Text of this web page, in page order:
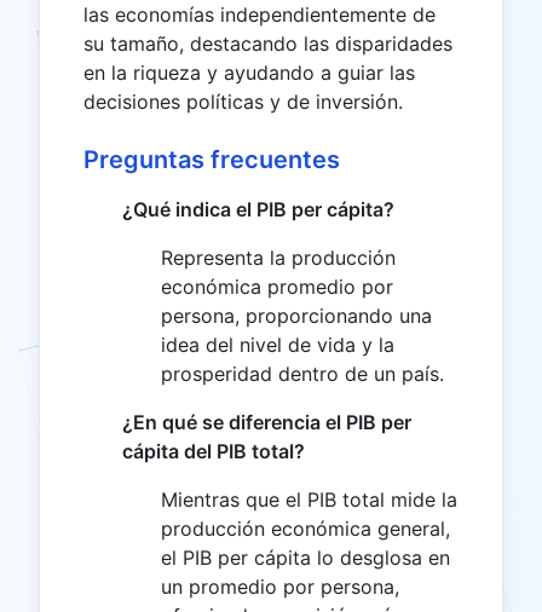
las economías independientemente de
su tamaño, destacando las disparidades
en la riqueza y ayudando a guiar las
decisiones políticas y de inversión.
Preguntas frecuentes
¿Qué indica el PIB per cápita?
Representa la producción
económica promedio por
persona, proporcionando una
idea del nivel de vida y la
prosperidad dentro de un país.
¿En qué se diferencia el PIB per
cápita del PIB total?
Mientras que el PIB total mide la
producción económica general,
el PIB per cápita lo desglosa en
un promedio por persona,